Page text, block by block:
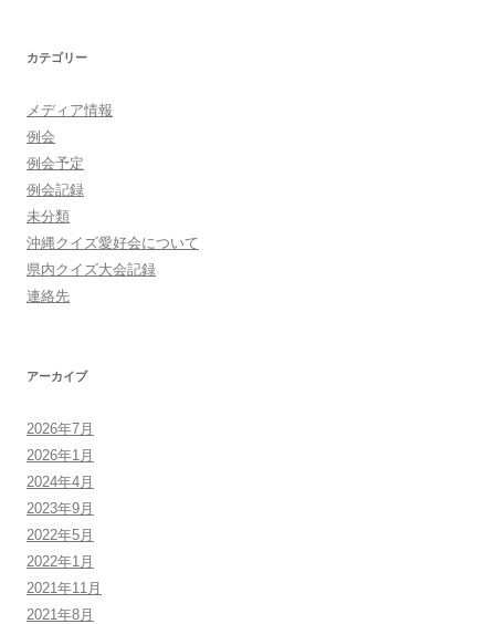
カテゴリー
メディア情報
例会
例会予定
例会記録
未分類
沖縄クイズ愛好会について
県内クイズ大会記録
連絡先
アーカイブ
2026年7月
2026年1月
2024年4月
2023年9月
2022年5月
2022年1月
2021年11月
2021年8月